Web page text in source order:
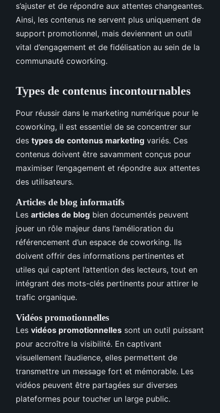
s’ajuster et de répondre aux attentes changeantes.
Ainsi, les contenus ne servent plus uniquement de
support promotionnel, mais deviennent un outil
vital d’engagement et de fidélisation au sein de la
communauté coworking.
Types de contenus incontournables
Pour réussir dans le marketing numérique pour le
coworking, il est essentiel de se concentrer sur
des types de contenus marketing variés. Ces
contenus doivent être savamment conçus pour
maximiser l’engagement et répondre aux attentes
des utilisateurs.
Articles de blog informatifs
Les articles de blog bien documentés peuvent
jouer un rôle majeur dans l’amélioration du
référencement d’un espace de coworking. Ils
doivent offrir des informations pertinentes et
utiles qui captent l’attention des lecteurs, tout en
intégrant des mots-clés pertinents pour attirer le
trafic organique.
Vidéos promotionnelles
Les vidéos promotionnelles sont un outil puissant
pour accroître la visibilité. En captivant
visuellement l’audience, elles permettent de
transmettre un message fort et mémorable. Les
vidéos peuvent être partagées sur diverses
plateformes pour toucher un large public.